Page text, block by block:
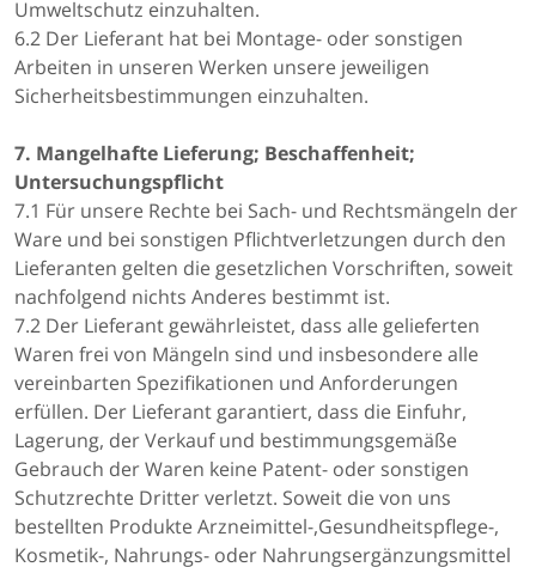
Umweltschutz einzuhalten.
6.2 Der Lieferant hat bei Montage- oder sonstigen
Arbeiten in unseren Werken unsere jeweiligen
Sicherheitsbestimmungen einzuhalten.
7. Mangelhafte Lieferung; Beschaffenheit;
Untersuchungspflicht
7.1 Für unsere Rechte bei Sach- und Rechtsmängeln der
Ware und bei sonstigen Pflichtverletzungen durch den
Lieferanten gelten die gesetzlichen Vorschriften, soweit
nachfolgend nichts Anderes bestimmt ist.
7.2 Der Lieferant gewährleistet, dass alle gelieferten
Waren frei von Mängeln sind und insbesondere alle
vereinbarten Spezifikationen und Anforderungen
erfüllen. Der Lieferant garantiert, dass die Einfuhr,
Lagerung, der Verkauf und bestimmungsgemäße
Gebrauch der Waren keine Patent- oder sonstigen
Schutzrechte Dritter verletzt. Soweit die von uns
bestellten Produkte Arzneimittel-,Gesundheitspflege-,
Kosmetik-, Nahrungs- oder Nahrungsergänzungsmittel